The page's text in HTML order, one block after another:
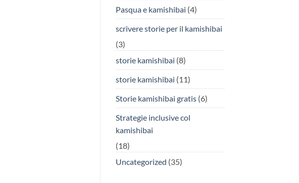
Pasqua e kamishibai (4)
scrivere storie per il kamishibai
(3)
storie kamishibai (8)
storie kamishibai (11)
Storie kamishibai gratis(6)
Strategie inclusive col
kamishibai
(18)
Uncategorized (35)